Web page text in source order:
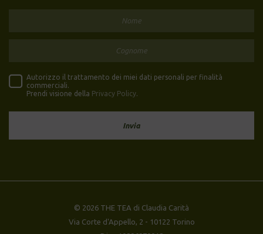
Autorizzo il trattamento dei miei dati personali per finalità
commerciali.
Prendi visione della Privacy Policy.
© 2026 THE TEA di Claudia Carità
Via Corte d'Appello, 2 - 10122 Torino